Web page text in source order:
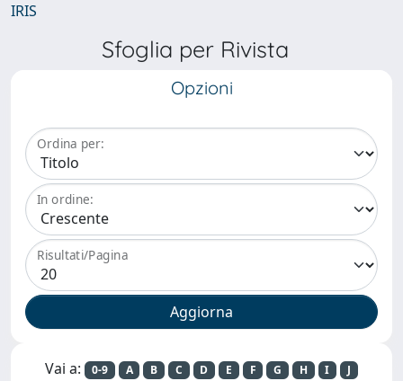
IRIS
Sfoglia per Rivista
Opzioni
Ordina per:
In ordine:
Risultati/Pagina
Vai a: 0-9 A B C D E F G H I
J